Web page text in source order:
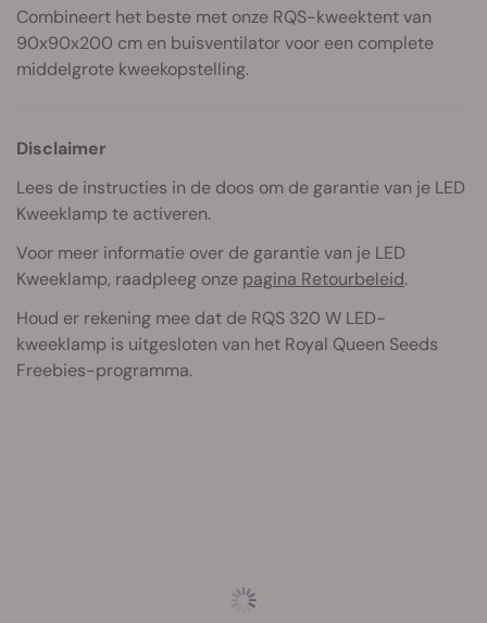
Combineert het beste met onze RQS-kweektent van
90x90x200 cm en buisventilator voor een complete
middelgrote kweekopstelling.
Disclaimer
Lees de instructies in de doos om de garantie van je LED
Kweeklamp te activeren.
Voor meer informatie over de garantie van je LED
Kweeklamp, raadpleeg onze pagina Retourbeleid.
Houd er rekening mee dat de RQS 320 W LED-
kweeklamp is uitgesloten van het Royal Queen Seeds
Freebies-programma.